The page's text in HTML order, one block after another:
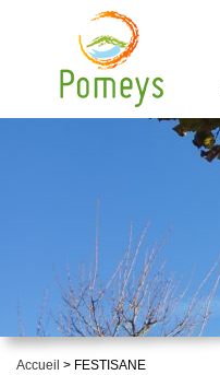
Accueil > FESTISANE